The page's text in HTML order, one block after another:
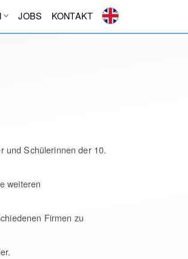
JOBS KONTAKT
und Schülerinnen der 10.
weiteren
Firmen zu